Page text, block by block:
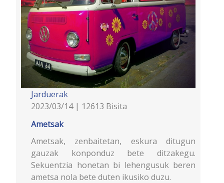
Jarduerak
2023/03/14 | 12613 Bisita
Ametsak
Ametsak, zenbaitetan, eskura ditugun
gauzak konponduz bete ditzakegu.
Sekuentzia honetan bi lehengusuk beren
ametsa nola bete duten ikusiko duzu.